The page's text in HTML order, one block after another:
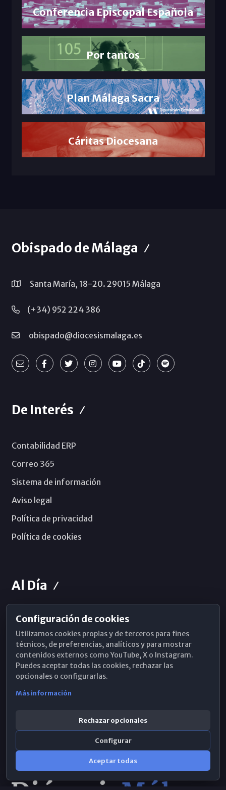
Conferencia Episcopal Española
Por tantos
Plan Málaga Sacra
Cáritas Diocesana
Obispado de Málaga
Santa María, 18-20. 29015 Málaga
(+34) 952 224 386
obispado@diocesismalaga.es
De Interés
Contabilidad ERP
Correo 365
Sistema de información
Aviso legal
Política de privacidad
Política de cookies
Al Día
Horarios de Misa
Hemeroteca
WhatsApp
Configuración de cookies
Utilizamos cookies propias y de terceros para fines
técnicos, de preferencias, analíticos y para mostrar
contenidos externos como YouTube, X o Instagram.
Puedes aceptar todas las cookies, rechazar las
opcionales o configurarlas.
Más información
Rechazar opcionales
Configurar
Aceptar todas